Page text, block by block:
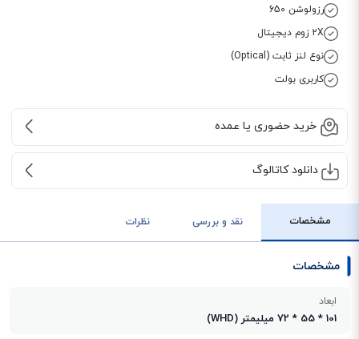
رزولوشن 650
2X زوم دیجیتال
نوع لنز ثابت (Optical)
کاربری بولت
خرید حضوری یا عمده
دانلود کاتالوگ
مشخصات نقد و بررسی نظرات
مشخصات
ابعاد
101 * 55 * 72 میلیمتر (WHD)